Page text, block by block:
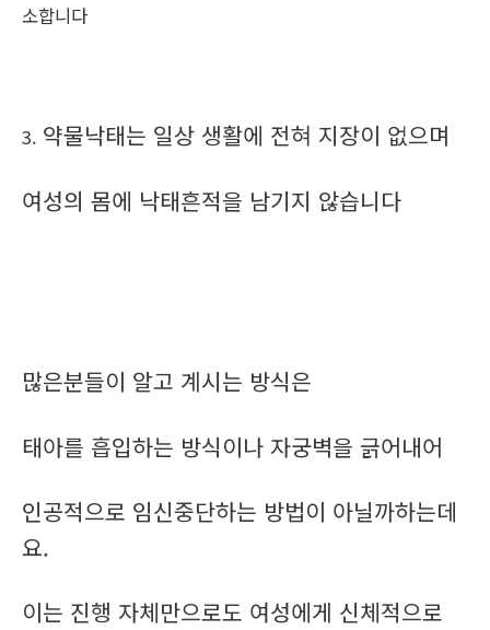
소합니다
3. 약물낙태는 일상 생활에 전혀 지장이 없으며
여성의 몸에 낙태흔적을 남기지 않습니다
많은분들이 알고 계시는 방식은
태아를 흡입하는 방식이나 자궁벽을 긁어내어
인공적으로 임신중단하는 방법이 아닐까하는데
요.
이는 진행 자체만으로도 여성에게 신체적으로